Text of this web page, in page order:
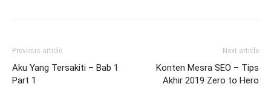
Previous article
Aku Yang Tersakiti – Bab 1
Part 1
Next article
Konten Mesra SEO – Tips
Akhir 2019 Zero to Hero